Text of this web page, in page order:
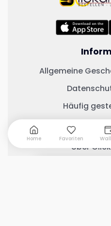
Allgemeine
Häufig
Über
Home Favoriten